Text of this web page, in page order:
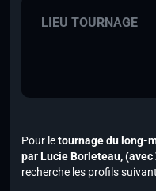
LIEU TOURNAGE
Pour letournage du long-
par Lucie Borleteau,(avec
recherche les profils